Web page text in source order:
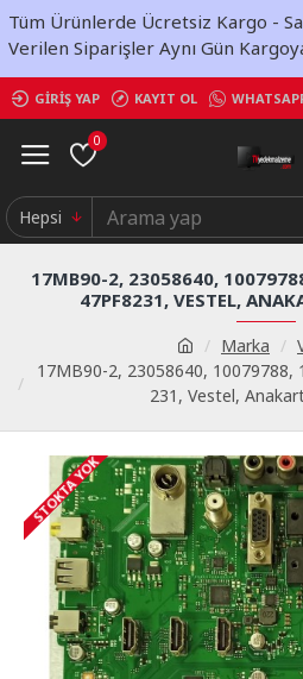
Tüm Ürünlerde Ücretsiz Kargo -
Verilen Siparişler Aynı Gün
GIRIŞ YAP KAYIT OL
0
Hepsi
Marka
17MB90-2, 23058640, 10079788,
231, Vestel,
17MB90-2, 23058640,
47PF8231, VESTEL,
STOKTA YOK